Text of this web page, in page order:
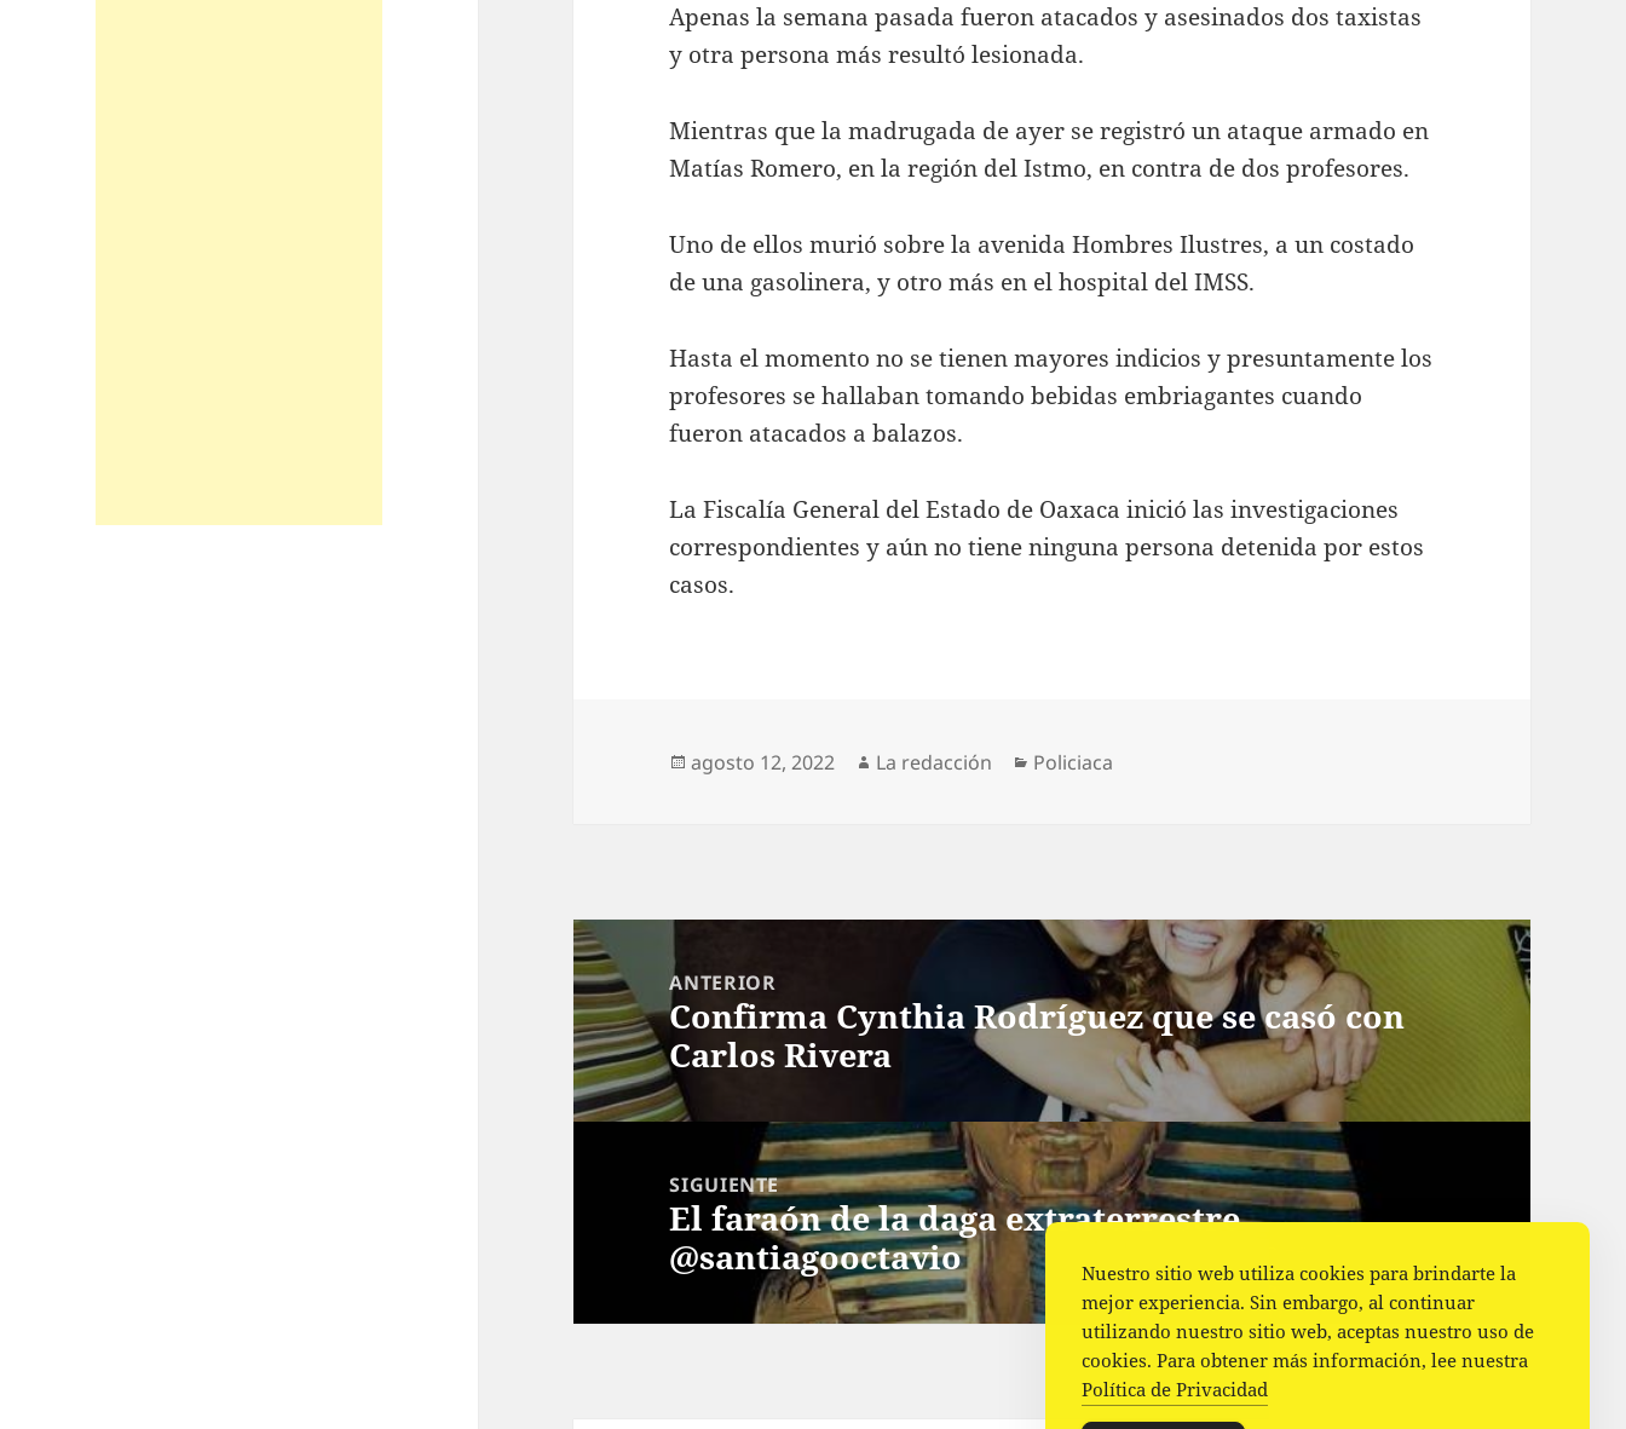
Apenas la semana pasada fueron atacados y asesinados dos taxistas
y otra persona más resultó lesionada.
Mientras que la madrugada de ayer se registró un ataque armado en
Matías Romero, en la región del Istmo, en contra de dos profesores.
Uno de ellos murió sobre la avenida Hombres Ilustres, a un costado
de una gasolinera, y otro más en el hospital del IMSS.
Hasta el momento no se tienen mayores indicios y presuntamente los
profesores se hallaban tomando bebidas embriagantes cuando
fueron atacados a balazos.
La Fiscalía General del Estado de Oaxaca inició las investigaciones
correspondientes y aún no tiene ninguna persona detenida por estos
casos.
Publicado
agosto 12, 2022 Autor
La redacción Categorías
Policiaca
Navegación
de
entradas
ANTERIOR
Entrada
anterior:
Confirma Cynthia Rodríguez que se casó con
Carlos Rivera
SIGUIENTE
Siguiente
entrada:
El faraón de la daga extraterrestre
@santiagooctavio
Nuestro sitio web utiliza cookies para brindarte la
mejor experiencia. Sin embargo, al continuar
utilizando nuestro sitio web, aceptas nuestro uso de
cookies. Para obtener más información, lee nuestra
Política de Privacidad